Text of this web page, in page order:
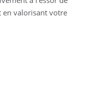
en valorisant votre